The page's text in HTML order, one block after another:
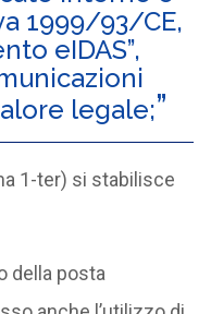
1999/93/CE,
eIDAS”,
legale;
1-ter) si stabilisce
della posta